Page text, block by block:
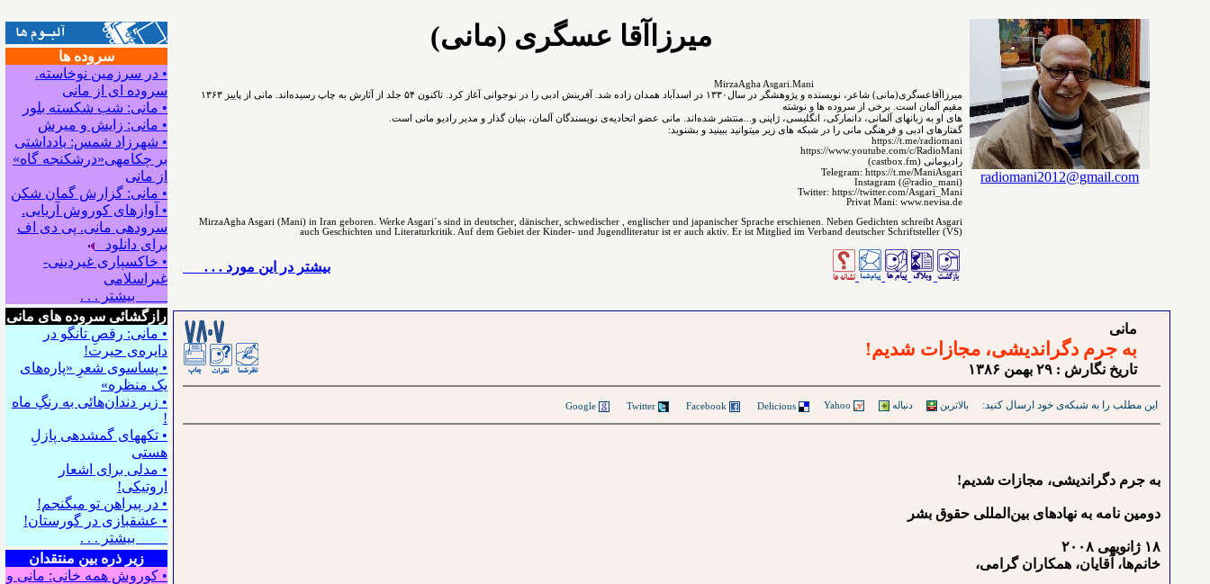
سروده ها
• در سرزمین نوخاسته.
سروده ای از مانی
• مانی: شب شکسته بلور
• مانی: زایش و میرش
• شهرزاد شمس: یادداشتی
بر چکامه‍ی«درشکنجه گاه»
از مانی
• مانی: گزارش گمان شکن
• آوازهای کوروش آریایی.
سروده‍ی مانی. پی دی اف
برای دانلود
• خاکسپاری غیردینی-
غیراسلامی
بیشتر . . .
رازگشائی سروده های مانی
• مانی: رقصِ تانگو در
دایره‌ی حیرت!
• پساسوی شعرِ «پاره‌های
یک منظره»
• زیر دندان‌هائی به رنگِ ماه
!
• تکه⁪های گمشده⁪ی پازلِ
هستی
• مدلی برای اشعار
اروتیکی!
• در پیراهن تو می⁪گنجم!
• عشقبازی در گورستان!
بیشتر . . .
زیر ذره بین منتقدان
• کوروش همه خانی: مانی و
radiomani2012@gmail.com
میرزاآقا عسگری (مانی)
ﻣﻴﺮﺯﺍﺁﻗﺎﻋﺴگرﻯ(ﻣﺎﻧﻰ) شاعر، نویسنده و پژوهشگر ﺩﺭ ﺳﺎﻝ۱۳۳۰ در اسدآباد همدان ﺯﺍﺩﻩ ﺷﺪ. ﺁﻓﺮﻳﻨﺶ ﺍﺩﺑﻰ ﺭﺍ ﺩﺭ ﻧﻮﺟﻮﺍﻧﻰ ﺁﻏﺎﺯ ﻛﺮﺩ. ﺗﺎﻛﻨﻮﻥ ۵۴ ﺟﻠﺪ ﺍﺯ ﺁﺛﺎﺭﺵ ﺑﻪ ﭼﺎﭖ ﺭﺳﻴﺪه‌اﻧﺪ. مانی از ﭘﺎﻳﻴﺰ ۱۳۶۳
مقیم ﺁﻟﻤﺎﻥ است. برخی از سروده ⁯⁯⁯⁯ها و نوشته
های ﺍﻭ ﺑﻪ ﺯﺑﺎﻧ‌‌ﻬﺎﻯ آلمانی، دانمارکی، انگلیسی، ژاپنی و...ﻣﻨﺘﺸﺮ ﺷﺪﻩ⁯اند. مانی عضو اتحادیه‌ی نویسندگان آلمان، بنیان گذار و مدیر رادیو مانی است.
گفتارهای ادبی و فرهنگی مانی را در شبکه های زیر میتوانید ببینید و بشنوید:
https://t.me/radiomani
https://www.youtube.com/c/RadioMani
رادیومانی (castbox.fm)
Telegram: https://t.me/ManiAsgari
Instagram (@radio_mani)
Twitter: https://twitter.com/Asgari_Mani
Privat Mani: www.nevisa.de
MirzaAgha Asgari (Mani) in Iran geboren. Werke Asgari´s sind in deutscher, dänischer, schwedischer , englischer und japanischer Sprache erschienen. Neben Gedichten schreibt Asgari
auch Geschichten und Literaturkritik. Auf dem Gebiet der Kinder- und Jugendliteratur ist er auch aktiv. Er ist Mitglied im Verband deutscher Schriftsteller (VS)
بيشتر در این مورد . . .
مانی
به جرم دگراندیشی، مجازات شدیم!
تاريخ نگارش : ۲۹ بهمن ۱٣٨۶
این مطلب را به شبکه‌ی خود ارسال کنید: بالاترین دنباله Delicious
Twitter
Google
به جرم دگراندیشی، مجازات شدیم!
دومین نامه‌ به نهادهای بین‌المللی حقوق بشر
۱۸ ژانویه⁯ی ۲۰۰۸
خانم‌ها، آقایان، همکاران گرامی،